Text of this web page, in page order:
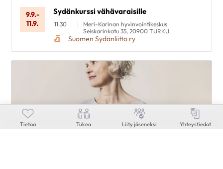
9.9.-
11.9.
Sydänkurssi vähävaraisille
11:30
Meri-Karinan hyvinvointikeskus
Seiskarinkatu 35, 20900 TURKU
Suomen Sydänliitto ry
Tietoa Tukea Liity jäseneksi Yhteystiedot